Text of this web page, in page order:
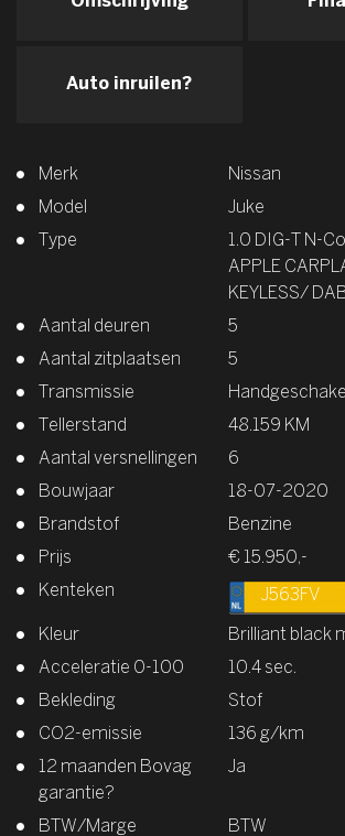
Auto inruilen?
Merk
Nissan
Model
Juke
Type
1.0 DIG-T N-
APPLE
KEYLESS/
Aantal deuren
5
Aantal zitplaatsen
5
Transmissie
Tellerstand
48.159 KM
Aantal versnellingen
6
Bouwjaar
18-07-2020
Brandstof
Benzine
Prijs
€ 15.950,-
Kenteken
J563FV
Kleur
Brilliant black
Acceleratie 0-100
10.4 sec.
Bekleding
Stof
CO2-emissie
136 g/km
12 maanden Bovag
garantie?
Ja
BTW/Marge
BTW